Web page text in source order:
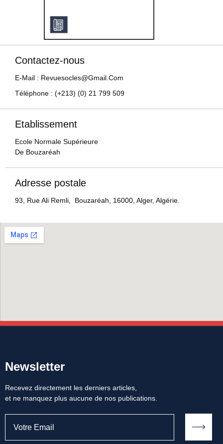
Contactez-nous
E-Mail : Revuesocles@gmail.com
Téléphone : (+213) (0) 21 799 509
Etablissement
Ecole Normale Supérieure
De Bouzaréah
Adresse postale
93, Rue Ali Remli, Bouzaréah, 16000, Alger, Algérie.
Newsletter
Recevez directement les derniers articles,
et ne manquez plus aucune de nos publications.